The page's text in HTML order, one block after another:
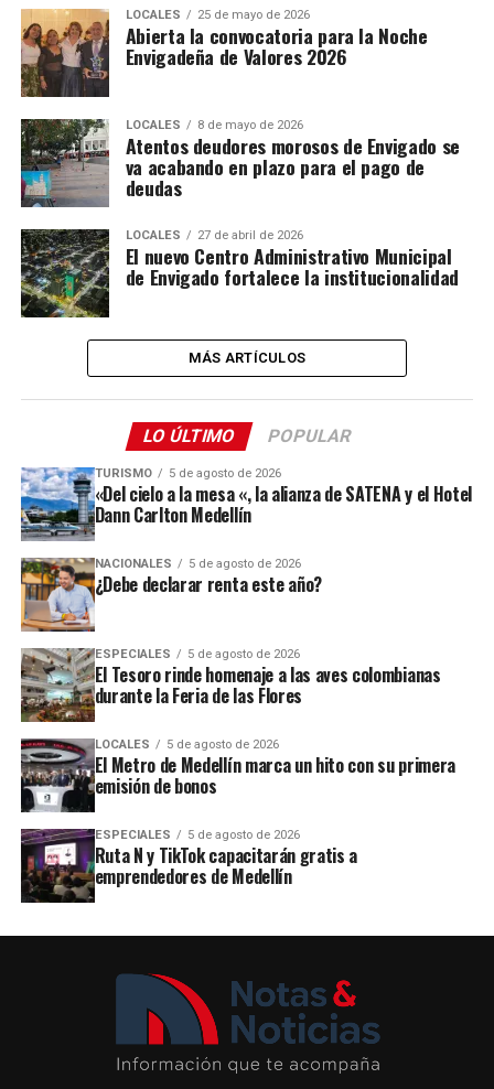
LOCALES 25 de mayo de 2026
Abierta la convocatoria para la Noche
Envigadeña de Valores 2026
LOCALES 8 de mayo de 2026
Atentos deudores morosos de Envigado se
va acabando en plazo para el pago de
deudas
LOCALES 27 de abril de 2026
El nuevo Centro Administrativo Municipal
de Envigado fortalece la institucionalidad
MÁS ARTÍCULOS
LO ÚLTIMO POPULAR
TURISMO 5 de agosto de 2026
«Del cielo a la mesa «, la alianza de SATENA y el Hotel
Dann Carlton Medellín
NACIONALES 5 de agosto de 2026
¿Debe declarar renta este año?
ESPECIALES 5 de agosto de 2026
El Tesoro rinde homenaje a las aves colombianas
durante la Feria de las Flores
LOCALES 5 de agosto de 2026
El Metro de Medellín marca un hito con su primera
emisión de bonos
ESPECIALES 5 de agosto de 2026
Ruta N y TikTok capacitarán gratis a
emprendedores de Medellín